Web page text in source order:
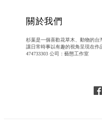
關於我們
杉葉是一個喜歡花草木、動物的台
讓日常時事以有趣的視角呈現在作
474733303 公司：藝態工作室